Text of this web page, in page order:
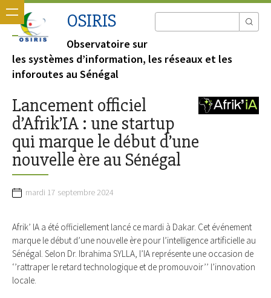
OSIRIS
Observatoire sur
les systèmes d’information, les réseaux et les
inforoutes au Sénégal
Lancement officiel
d’Afrik’IA : une startup
qui marque le début d’une
nouvelle ère au Sénégal
mardi 17 septembre 2024
Afrik’ IA a été officiellement lancé ce mardi à Dakar. Cet événement
marque le début d’une nouvelle ère pour l’intelligence artificielle au
Sénégal. Selon Dr. Ibrahima SYLLA, l’IA représente une occasion de
‘’rattraper le retard technologique et de promouvoir’’ l’innovation
locale.